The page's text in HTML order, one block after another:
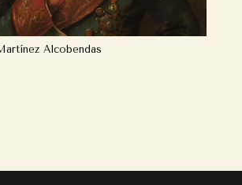
Alcobendas